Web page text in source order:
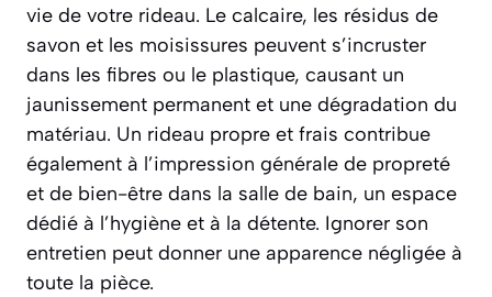
vie de votre rideau. Le calcaire, les résidus de
savon et les moisissures peuvent s’incruster
dans les fibres ou le plastique, causant un
jaunissement permanent et une dégradation du
matériau. Un rideau propre et frais contribue
également à l’impression générale de propreté
et de bien-être dans la salle de bain, un espace
dédié à l’hygiène et à la détente. Ignorer son
entretien peut donner une apparence négligée à
toute la pièce.